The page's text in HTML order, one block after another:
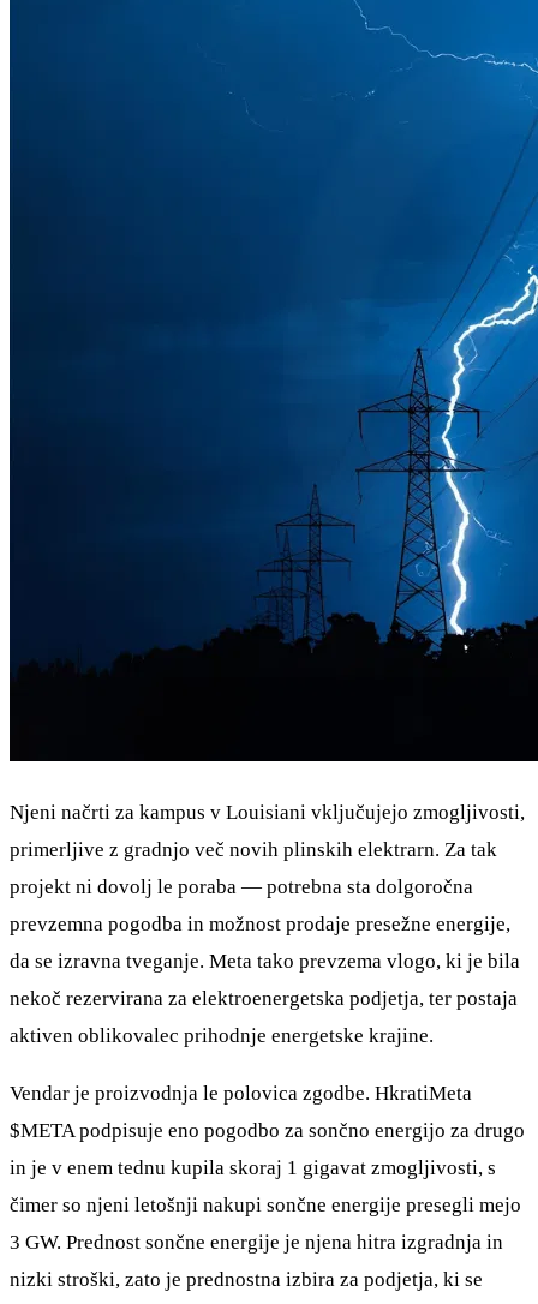
Njeni načrti za kampus v Louisiani vključujejo zmogljivosti,
primerljive z gradnjo več novih plinskih elektrarn. Za tak
projekt ni dovolj le poraba — potrebna sta dolgoročna
prevzemna pogodba in možnost prodaje presežne energije,
da se izravna tveganje. Meta tako prevzema vlogo, ki je bila
nekoč rezervirana za elektroenergetska podjetja, ter postaja
aktiven oblikovalec prihodnje energetske krajine.
Vendar je proizvodnja le polovica zgodbe. HkratiMeta
$METApodpisuje eno pogodbo za sončno energijo za drugo
in je v enem tednu kupila skoraj 1 gigavat zmogljivosti, s
čimer so njeni letošnji nakupi sončne energije presegli mejo
3 GW. Prednost sončne energije je njena hitra izgradnja in
nizki stroški, zato je prednostna izbira za podjetja, ki se